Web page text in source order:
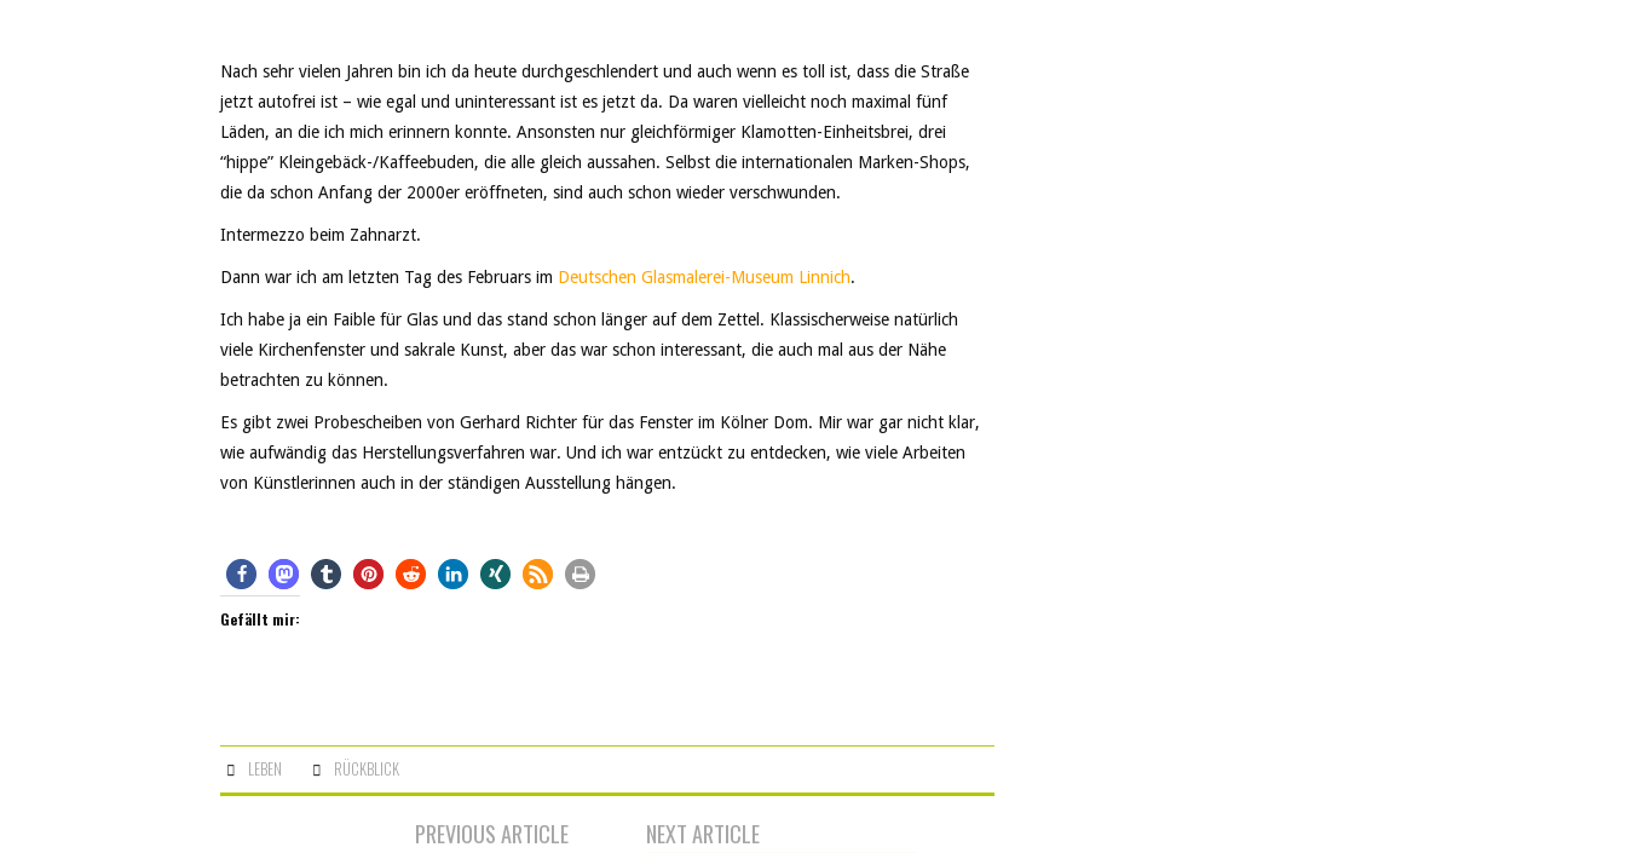
Nach sehr vielen Jahren bin ich da heute durchgeschlendert und auch wenn es toll ist, dass die Straße
jetzt autofrei ist – wie egal und uninteressant ist es jetzt da. Da waren vielleicht noch maximal fünf
Läden, an die ich mich erinnern konnte. Ansonsten nur gleichförmiger Klamotten-Einheitsbrei, drei
“hippe” Kleingebäck-/Kaffeebuden, die alle gleich aussahen. Selbst die internationalen Marken-Shops,
die da schon Anfang der 2000er eröffneten, sind auch schon wieder verschwunden.
Intermezzo beim Zahnarzt.
Dann war ich am letzten Tag des Februars im Deutschen Glasmalerei-Museum Linnich.
Ich habe ja ein Faible für Glas und das stand schon länger auf dem Zettel. Klassischerweise natürlich
viele Kirchenfenster und sakrale Kunst, aber das war schon interessant, die auch mal aus der Nähe
betrachten zu können.
Es gibt zwei Probescheiben von Gerhard Richter für das Fenster im Kölner Dom. Mir war gar nicht klar,
wie aufwändig das Herstellungsverfahren war. Und ich war entzückt zu entdecken, wie viele Arbeiten
von Künstlerinnen auch in der ständigen Ausstellung hängen.
Gefällt mir:
LEBEN RÜCKBLICK
PREVIOUS ARTICLE NEXT ARTICLE